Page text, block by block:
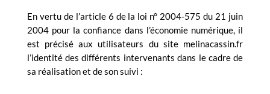
En vertu de l’article 6 de la loi n° 2004-575 du 21 juin
2004 pour la confiance dans l’économie numérique, il
est précisé aux utilisateurs du site melinacassin.fr
l’identité des différents intervenants dans le cadre de
sa réalisation et de son suivi :